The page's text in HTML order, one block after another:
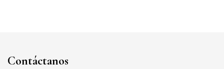
Contáctanos